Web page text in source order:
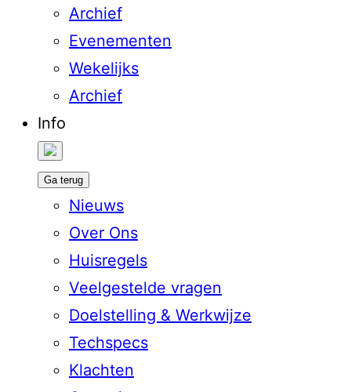
Archief
Evenementen
Wekelijks
Archief
Info
Ga terug
Nieuws
Over Ons
Huisregels
Veelgestelde vragen
Doelstelling & Werkwijze
Techspecs
Klachten